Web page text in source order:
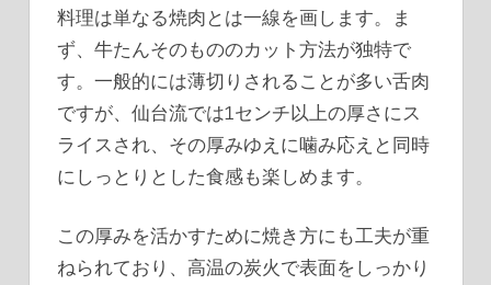
料理は単なる焼肉とは一線を画します。ま
ず、牛たんそのもののカット方法が独特で
す。一般的には薄切りされることが多い舌肉
ですが、仙台流では1センチ以上の厚さにス
ライスされ、その厚みゆえに噛み応えと同時
にしっとりとした食感も楽しめます。
この厚みを活かすために焼き方にも工夫が重
ねられており、高温の炭火で表面をしっかり